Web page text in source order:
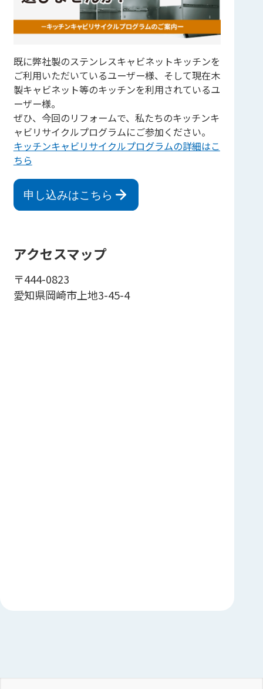
既に弊社製のステンレスキャビネットキッチンを
ご利用いただいているユーザー様、そして現在木
製キャビネット等のキッチンを利用されているユ
ーザー様。
ぜひ、今回のリフォームで、私たちのキッチンキ
ャビリサイクルプログラムにご参加ください。
キッチンキャビリサイクルプログラムの詳細はこ
ちら
申し込みはこちら
アクセスマップ
〒444-0823
愛知県岡崎市上地3-45-4